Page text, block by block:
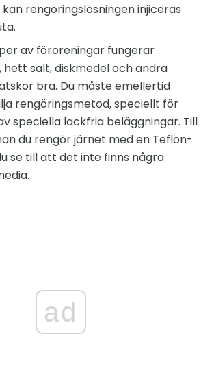
kan rengöringslösningen injiceras
av föroreningar fungerar
hett salt, diskmedel och andra
bra. Du måste emellertid
rengöringsmetod, speciellt för
speciella lackfria beläggningar. Till
du rengör järnet med en Teflon-
se till att det inte finns några
ad